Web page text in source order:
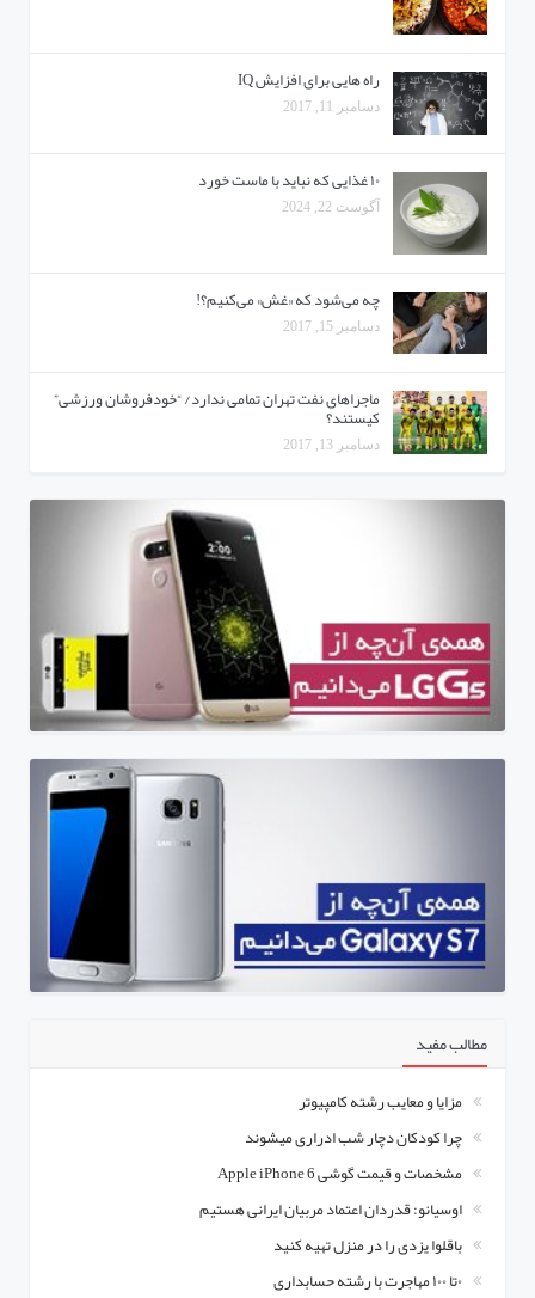
راه هایی برای افزایش IQ
دسامبر 11, 2017
۱۰ غذایی که نباید با ماست خورد
آگوست 22, 2024
چه می‌شود که «غش» می‌کنیم؟!
دسامبر 15, 2017
ماجراهای نفت تهران تمامی ندارد/ “خودفروشان ورزشی”
کیستند؟
دسامبر 13, 2017
مطالب مفید
مزایا و معایب رشته کامپیوتر
چرا کودکان دچار شب ادراری میشوند
مشخصات و قیمت گوشی Apple iPhone 6
اوسیانو: قدردان اعتماد مربیان ایرانی هستیم
باقلوا یزدی را در منزل تهیه کنید
۰تا ۱۰۰ مهاجرت با رشته حسابداری